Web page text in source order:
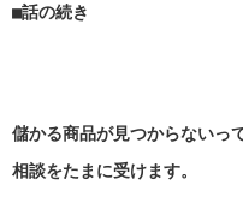
■話の続き
儲かる商品が見つからないっ
相談をたまに受けます。